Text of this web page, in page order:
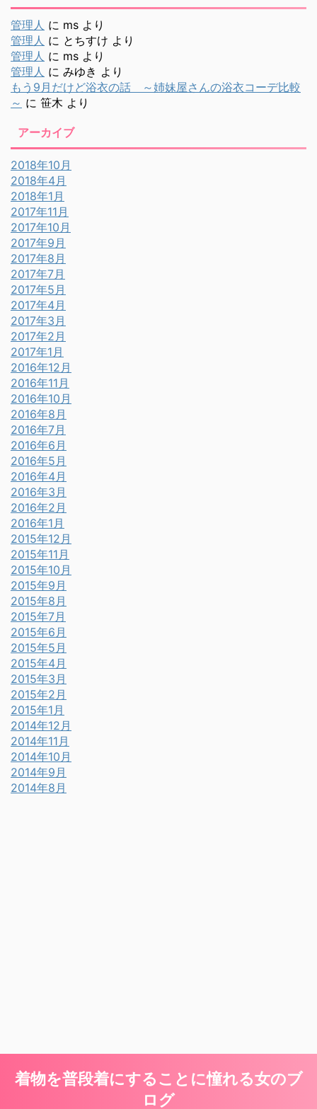
管理人 に ms より
管理人 に とちすけ より
管理人 に ms より
管理人 に みゆき より
もう9月だけど浴衣の話 ～姉妹屋さんの浴衣コーデ比較
～ に 笹木 より
アーカイブ
2018年10月
2018年4月
2018年1月
2017年11月
2017年10月
2017年9月
2017年8月
2017年7月
2017年5月
2017年4月
2017年3月
2017年2月
2017年1月
2016年12月
2016年11月
2016年10月
2016年8月
2016年7月
2016年6月
2016年5月
2016年4月
2016年3月
2016年2月
2016年1月
2015年12月
2015年11月
2015年10月
2015年9月
2015年8月
2015年7月
2015年6月
2015年5月
2015年4月
2015年3月
2015年2月
2015年1月
2014年12月
2014年11月
2014年10月
2014年9月
2014年8月
着物を普段着にすることに憧れる女のブ
ログ